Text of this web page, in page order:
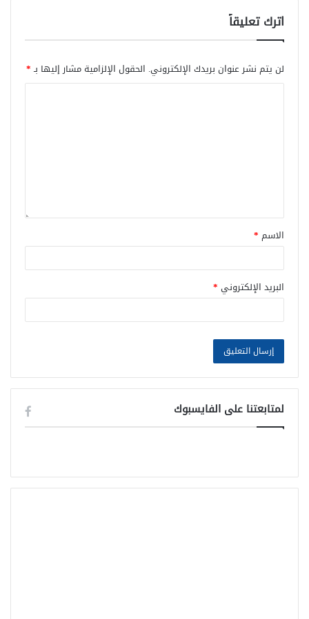
اترك تعليقاً
لن يتم نشر عنوان بريدك الإلكتروني. الحقول الإلزامية مشار إليها بـ*
الاسم *
البريد الإلكتروني *
لمتابعتنا على الفايسبوك